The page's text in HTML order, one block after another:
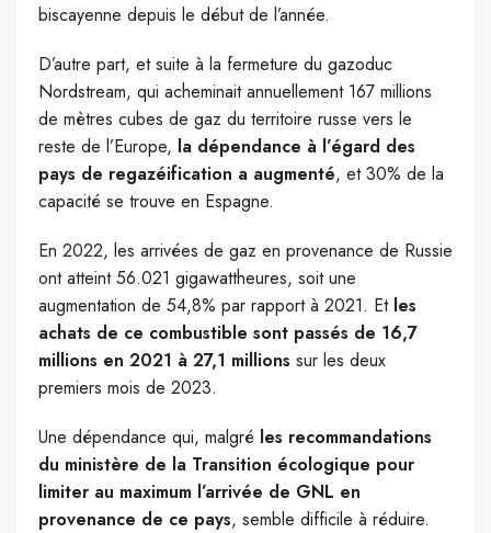
biscayenne depuis le début de l’année.
D’autre part, et suite à la fermeture du gazoduc
Nordstream, qui acheminait annuellement 167 millions
de mètres cubes de gaz du territoire russe vers le
reste de l’Europe, la dépendance à l’égard des
pays de regazéification a augmenté, et 30% de la
capacité se trouve en Espagne.
En 2022, les arrivées de gaz en provenance de Russie
ont atteint 56.021 gigawattheures, soit une
augmentation de 54,8% par rapport à 2021. Et les
achats de ce combustible sont passés de 16,7
millions en 2021 à 27,1 millions sur les deux
premiers mois de 2023.
Une dépendance qui, malgré les recommandations
du ministère de la Transition écologique pour
limiter au maximum l’arrivée de GNL en
provenance de ce pays, semble difficile à réduire.